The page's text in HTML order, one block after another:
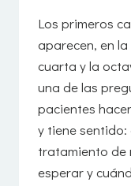
Los primeros
aparecen, en
cuarta y la
una de las
pacientes
y tiene
tratamiento de
esperar y